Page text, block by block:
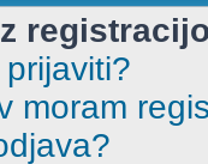
moram